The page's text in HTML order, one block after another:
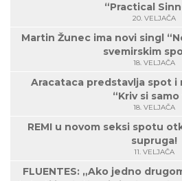
“Practical
20. VELJAČA
Martin Žunec ima novi singl
svemirskim
18. VELJAČA
Aracataca predstavlja spot i
“Kriv si samo
18. VELJAČA
REMI u novom seksi spotu
supruga!
11. VELJAČA
FLUENTES: „Ako jedno